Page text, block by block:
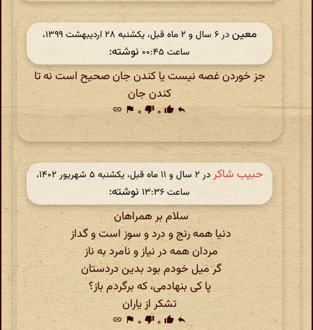
معین
در ‫۶ سال و ۲ ماه قبل، یکشنبه ۲۸ اردیبهشت ۱۳۹۹،
ساعت ۰۰:۴۵
نوشته:
جز خوردن غصه نیست یا کندن جان صحیح است نه تا
کندن جان
reply
thumb_up ۰ thumb_down ۰ flag
link
حبیب شاکر
در ‫۲ سال و ۱۱ ماه قبل، یکشنبه ۵ شهریور ۱۴۰۲،
ساعت ۱۳:۳۶
نوشته:
سلام بر همراهان
دنیا همه رنج و درد و سوز است و گداز
مردان همه در نیاز و نامرد به ناز
گر میل خودم بود بدین دردستان
پا کی بنهادمی، که برگردم باز؟
تشکر از یاران
reply
thumb_up ۰ thumb_down ۰ flag
link